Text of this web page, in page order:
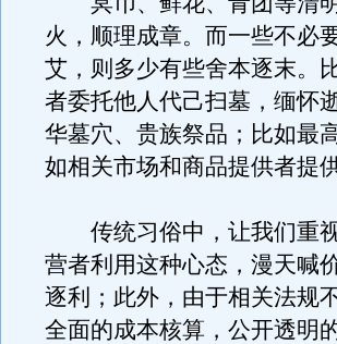
火，顺理成章。而一些不必
艾，则多少有些舍本逐末。
者委托他人代己扫墓，缅怀
华墓穴、贵族祭品；比如最
如相关市场和商品提供者
传统习俗中，让我们重视
营者利用这种心态，漫天喊
逐利；此外，由于相关法规
全面的成本核算，公开透明